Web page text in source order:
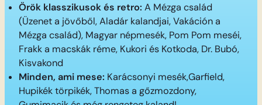
Örök klasszikusok és retro: A Mézga család
(Üzenet a jövőből, Aladár kalandjai, Vakáción a
Mézga család), Magyar népmesék, Pom Pom meséi,
Frakk a macskák réme, Kukori és Kotkoda, Dr. Bubó,
Kisvakond
Minden, ami mese: Karácsonyi mesék,Garfield,
Hupikék törpikék, Thomas a gőzmozdony,